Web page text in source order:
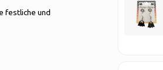
festliche und